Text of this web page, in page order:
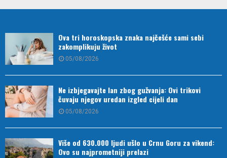
Ova tri horoskopska znaka najčešće sami sebi
zakomplikuju život
05/08/2026
Ne izbjegavajte lan zbog gužvanja: Ovi trikovi
čuvaju njegov uredan izgled cijeli dan
05/08/2026
Više od 630.000 ljudi ušlo u Crnu Goru za vikend:
Ovo su najprometniji prelazi